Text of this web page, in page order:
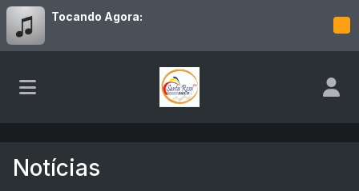
Tocando Agora:
Notícias